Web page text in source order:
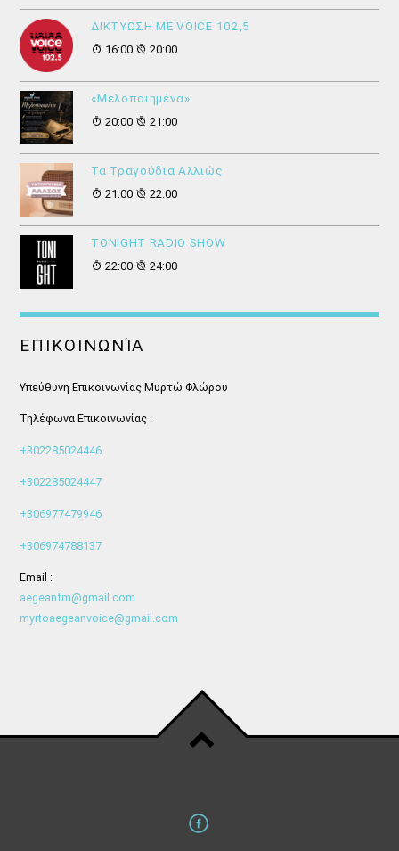
ΔΙΚΤΥΩΣΗ ΜΕ VOICE 102,5
16:00
20:00
«Μελοποιημένα»
20:00
21:00
Τα Τραγούδια Αλλιώς
21:00
22:00
ΤONIGHT RADIO SHOW
22:00
24:00
ΕΠΙΚΟΙΝΩΝΊΑ
Υπεύθυνη Επικοινωνίας Μυρτώ Φλώρου
Τηλέφωνα Επικοινωνίας :
+302285024446
+302285024447
+306977479946
+306974788137
Email :
aegeanfm@gmail.com
myrtoaegeanvoice@gmail.com